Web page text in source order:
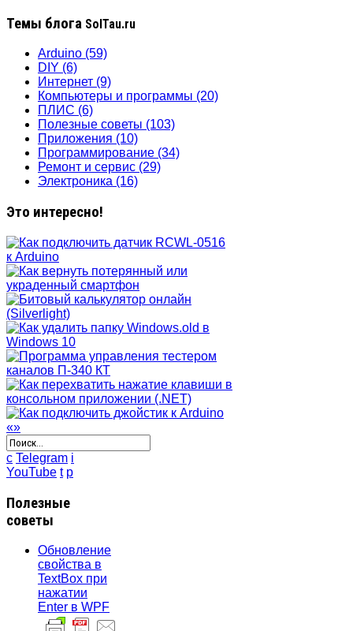
Темы блога SolTau.ru
Arduino (59)
DIY (6)
Интернет (9)
Компьютеры и программы (20)
ПЛИС (6)
Полезные советы (103)
Приложения (10)
Программирование (34)
Ремонт и сервис (29)
Электроника (16)
Это интересно!
«»
c Telegram i
YouTube t p
Полезные
советы
Обновление
свойства в
TextBox при
нажатии
Enter в WPF